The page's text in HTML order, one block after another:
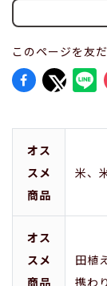
このページを友
オス
スメ
商品
米、
オス
スメ
商品
田植
携わ